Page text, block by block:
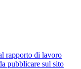
rapporto di lavoro
pubblicare sul sito